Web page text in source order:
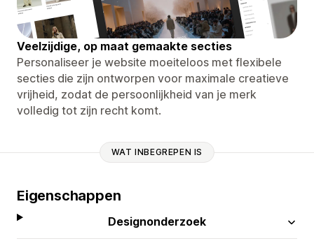
Veelzijdige, op maat gemaakte secties
Personaliseer je website moeiteloos met flexibele
secties die zijn ontworpen voor maximale creatieve
vrijheid, zodat de persoonlijkheid van je merk
volledig tot zijn recht komt.
WAT INBEGREPEN IS
Eigenschappen
Designonderzoek